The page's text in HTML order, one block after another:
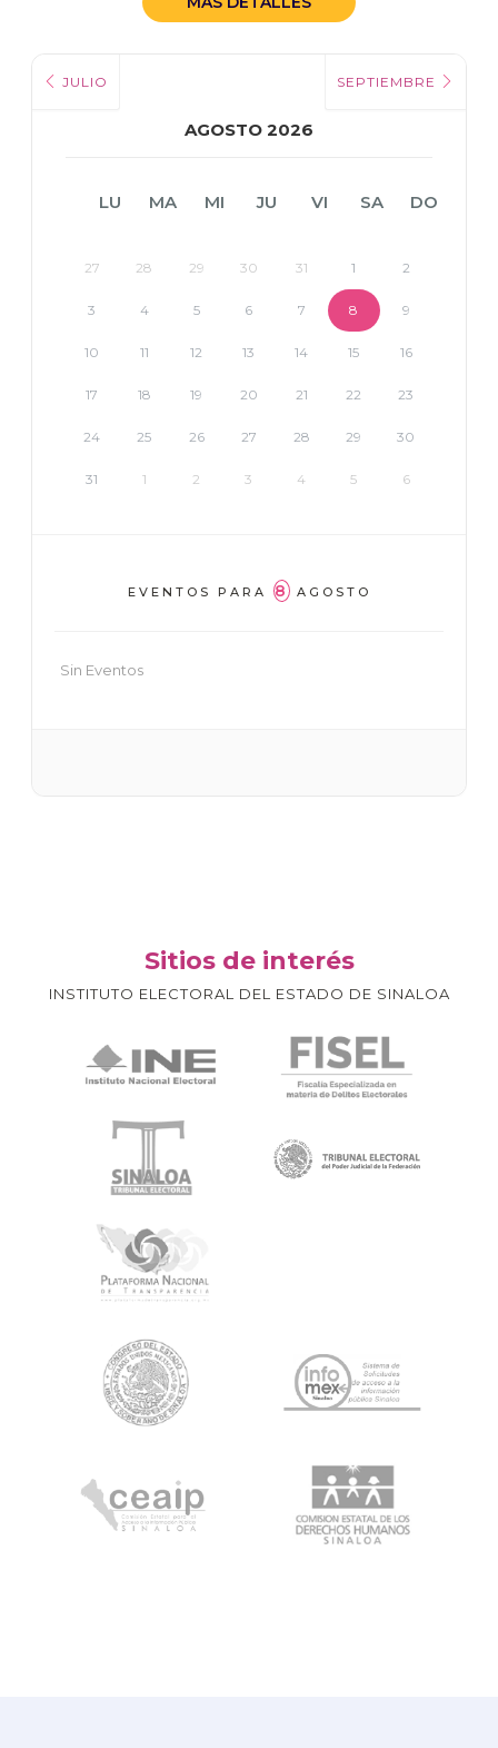
JULIO
AGOSTO 2026
SEPTIEMBRE
LU MA MI JU VI SA DO
27 28 29 30 31 1 2
3 4 5 6 7 8 9
10 11 12 13 14 15 16
17 18 19 20 21 22 23
24 25 26 27 28 29 30
31 1 2 3 4 5 6
EVENTOS PARA 8AGOSTO
Sin Eventos
Sitios de interés
INSTITUTO ELECTORAL DEL ESTADO DE SINALOA